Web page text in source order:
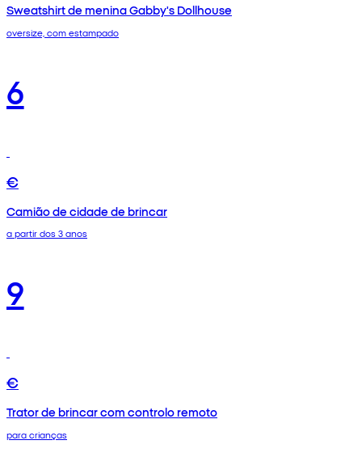
Sweatshirt de menina Gabby's Dollhouse
oversize, com estampado
6
€
Camião de cidade de brincar
a partir dos 3 anos
9
€
Trator de brincar com controlo remoto
para crianças